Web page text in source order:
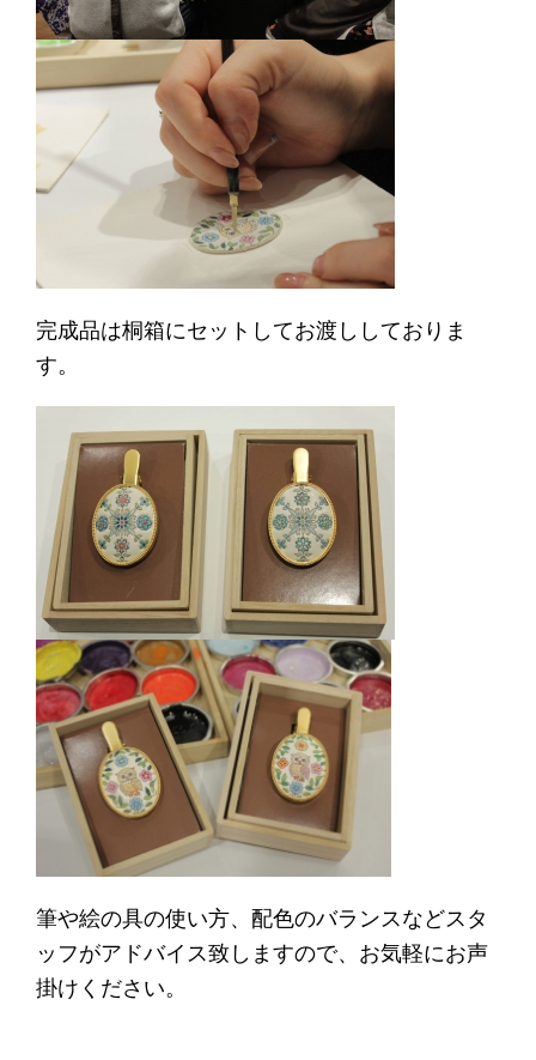
完成品は桐箱にセットしてお渡ししておりま
す。
筆や絵の具の使い方、配色のバランスなどスタ
ッフがアドバイス致しますので、お気軽にお声
掛けください。